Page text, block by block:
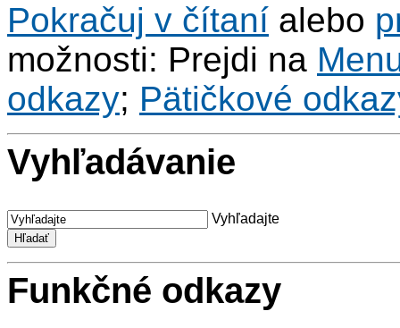
Pokračuj v čítaní alebo
možnosti: Prejdi na
odkazy; Pätičkové
Vyhľadávanie
Vyhľadajte
Funkčné odkazy